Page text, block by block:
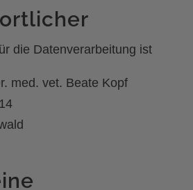
die Datenverarbeitung ist
med. vet. Beate Kopf